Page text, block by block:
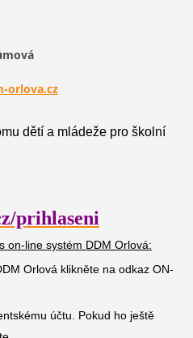
orlova.cz
dětí a mládeže pro školní
prihlaseni
on-line systém DDM Orlová:
Orlová klikněte na odkaz ON-
účtu. Pokud ho ještě